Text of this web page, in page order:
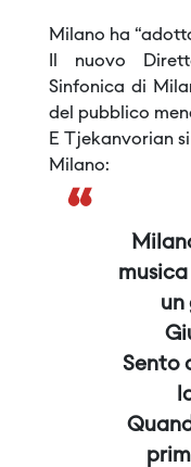
Milano ha
Il nuovo
Sinfonica di
del pubblico
E Tjekanvorian
Milano:
“
un
Sento